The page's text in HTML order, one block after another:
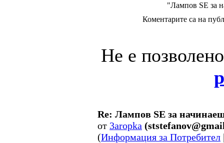
"Лампов SE за
Коментарите са на
Не е
Re: Лампов SE за
от 3aropka
(Информация за Потребител